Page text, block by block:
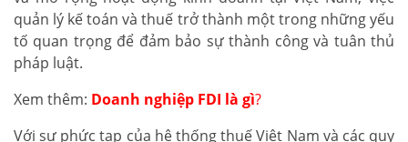
quản lý kế toán và thuế trở thành một trong những yếu
tố quan trọng để đảm bảo sự thành công và tuân thủ
pháp luật.
Xem thêm: Doanh nghiệp FDI là gì?
Với sự phức tạp của hệ thống thuế Việt Nam và các quy